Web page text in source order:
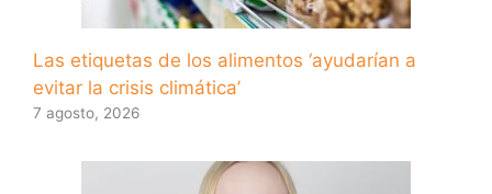
Las etiquetas de los alimentos ‘ayudarían a
evitar la crisis climática’
7 agosto, 2026